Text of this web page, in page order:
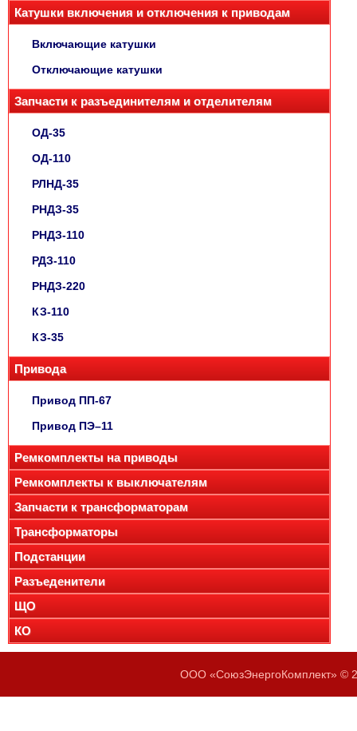
Катушки включения и отключения к приводам
Включающие катушки
Отключающие катушки
Запчасти к разъединителям и отделителям
ОД-35
ОД-110
РЛНД-35
РНДЗ-35
РНДЗ-110
РДЗ-110
РНДЗ-220
КЗ-110
КЗ-35
Привода
Привод ПП-67
Привод ПЭ–11
Ремкомплекты на приводы
Ремкомплекты к выключателям
Запчасти к трансформаторам
Трансформаторы
Подстанции
Разъеденители
ЩО
КО
ООО «СоюзЭнергоКомплект» ©